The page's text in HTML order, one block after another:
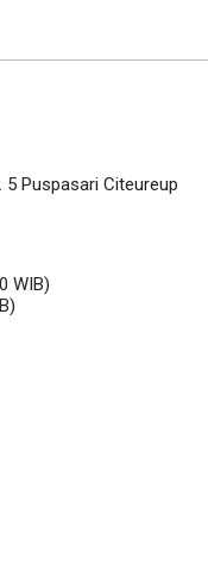
5 Puspasari Citeureup
WIB)